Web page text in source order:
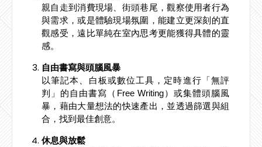
親自走到消費現場、街頭巷尾，觀察使用者行為
與需求，或是體驗現場氛圍，能建立更深刻的直
觀感受，遠比單純在室內思考更能獲得具體的靈
感。
自由書寫與頭腦風暴
以筆記本、白板或數位工具，定時進行「無評
判」的自由書寫（Free Writing）或集體頭腦風
暴，藉由大量想法的快速產出，並透過篩選與組
合，找到最佳創意。
休息與放鬆